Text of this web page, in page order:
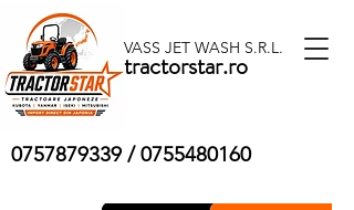
VASS JET WASH S.R.L.
tractorstar.ro
0757879339 /0755480160